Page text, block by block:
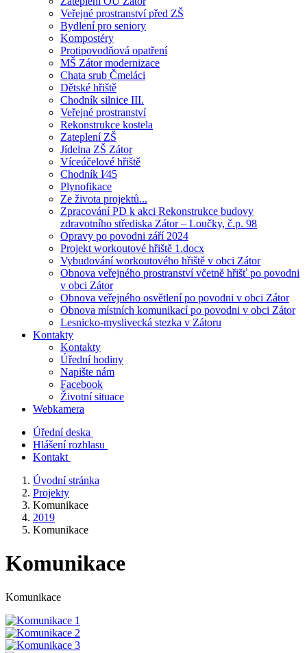
Veřejné prostranství před ZŠ
Bydlení pro seniory
Kompostéry
Protipovodňová opatření
MŠ Zátor modernizace
Chata srub Čmeláci
Dětské hřiště
Chodník silnice III.
Veřejné prostranství
Rekonstrukce kostela
Zateplení ZŠ
Jídelna ZŠ Zátor
Víceúčelové hřiště
Chodník I⁄45
Plynofikace
Ze života projektů...
Zpracování PD k akci Rekonstrukce budovy
zdravotního střediska Zátor – Loučky, č.p. 98
Opravy po povodni září 2024
Projekt workoutové hřiště 1.docx
Vybudování workoutového hřiště v obci Zátor
Obnova veřejného prostranství včetně hřišť po povodni
v obci Zátor
Obnova veřejného osvětlení po povodni v obci Zátor
Obnova místních komunikací po povodni v obci Zátor
Lesnicko-myslivecká stezka v Zátoru
Kontakty
Kontakty
Úřední hodiny
Napište nám
Facebook
Životní situace
Webkamera
Úřední deska
Hlášení rozhlasu
Kontakt
Úvodní stránka
Projekty
Komunikace
2019
Komunikace
Komunikace
Komunikace